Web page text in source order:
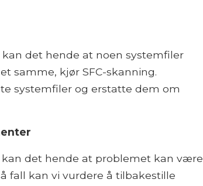
det hende at noen systemfiler
samme, kjør SFC-skanning.
systemfiler og erstatte dem om
det hende at problemet kan være
fall kan vi vurdere å tilbakestille